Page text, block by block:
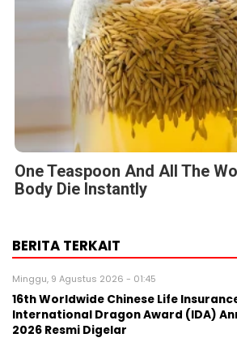
One Teaspoon And All The
Body Die Instantly
BERITA TERKAIT
Minggu, 9 Agustus 2026 - 01:45
16th Worldwide Chinese Life
International Dragon Award (IDA)
2026 Resmi Digelar